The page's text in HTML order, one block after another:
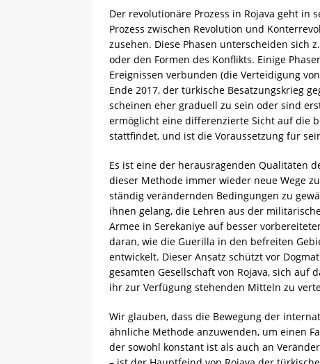
Der revolutionäre Prozess in Rojava geht in
Prozess zwischen Revolution und
zusehen. Diese Phasen unterscheiden sich
oder den Formen des Konflikts. Einige
Ereignissen verbunden (die Verteidigung
Ende 2017, der türkische Besatzungskrieg
scheinen eher graduell zu sein oder sind
ermöglicht eine differenzierte Sicht auf die
stattfindet, und ist die Voraussetzung für
Es ist eine der herausragenden Qualitäten
dieser Methode immer wieder neue Wege
ständig verändernden Bedingungen zu
ihnen gelang, die Lehren aus der
Armee in Serekaniye auf besser
daran, wie die Guerilla in den befreiten
entwickelt. Dieser Ansatz schützt vor
gesamten Gesellschaft von Rojava, sich auf
ihr zur Verfügung stehenden Mitteln zu
Wir glauben, dass die Bewegung der
ähnliche Methode anzuwenden, um einen
der sowohl konstant ist als auch an